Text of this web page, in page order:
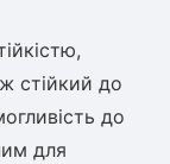
стійкий до
до
для